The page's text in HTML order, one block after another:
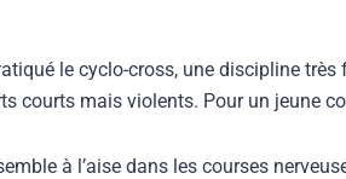
le cyclo-cross, une discipline
mais violents. Pour un jeune
à l’aise dans les courses